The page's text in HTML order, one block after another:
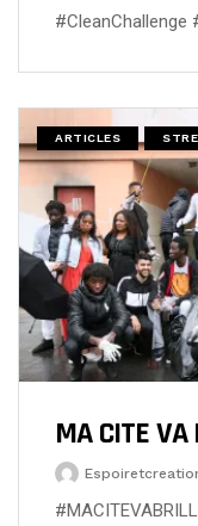
#CleanChallenge
ARTICLES
MA CITE